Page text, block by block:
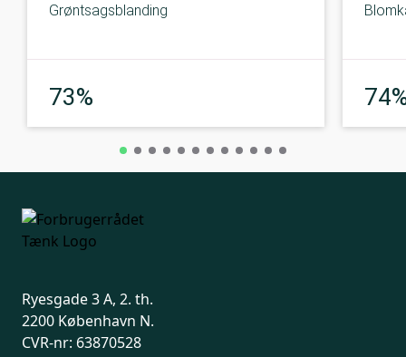
Grøntsagsblanding
73%
Ryesgade 3 A, 2. th.
2200 København N.
CVR-nr: 63870528